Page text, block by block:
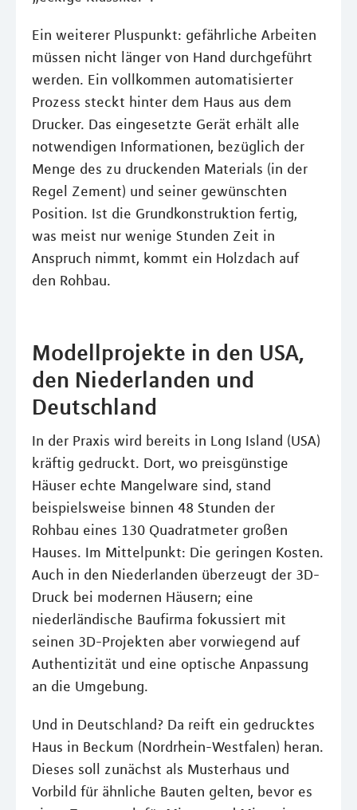
Ein weiterer Pluspunkt: gefährliche Arbeiten
müssen nicht länger von Hand durchgeführt
werden. Ein vollkommen automatisierter
Prozess steckt hinter dem Haus aus dem
Drucker. Das eingesetzte Gerät erhält alle
notwendigen Informationen, bezüglich der
Menge des zu druckenden Materials (in der
Regel Zement) und seiner gewünschten
Position. Ist die Grundkonstruktion fertig,
was meist nur wenige Stunden Zeit in
Anspruch nimmt, kommt ein Holzdach auf
den Rohbau.
Modellprojekte in den USA,
den Niederlanden und
Deutschland
In der Praxis wird bereits in Long Island (USA)
kräftig gedruckt. Dort, wo preisgünstige
Häuser echte Mangelware sind, stand
beispielsweise binnen 48 Stunden der
Rohbau eines 130 Quadratmeter großen
Hauses. Im Mittelpunkt: Die geringen Kosten.
Auch in den Niederlanden überzeugt der 3D-
Druck bei modernen Häusern; eine
niederländische Baufirma fokussiert mit
seinen 3D-Projekten aber vorwiegend auf
Authentizität und eine optische Anpassung
an die Umgebung.
Und in Deutschland? Da reift ein gedrucktes
Haus in Beckum (Nordrhein-Westfalen) heran.
Dieses soll zunächst als Musterhaus und
Vorbild für ähnliche Bauten gelten, bevor es